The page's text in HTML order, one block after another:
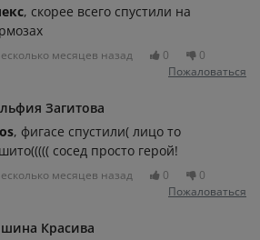
, скорее всего спустили на
месяцев назад 0
0
Пожаловаться
Загитова
, фигасе спустили( лицо то
сосед просто герой!
месяцев назад 0
0
Пожаловаться
Красива